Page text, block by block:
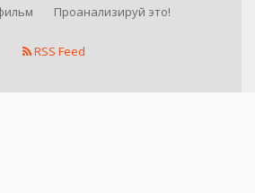
Проанализируй это!
RSS Feed